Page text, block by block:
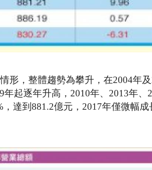
形，整體趨勢為攀升，在2004年
起逐年升高，2010年、2013年、
達到881.2億元，2017年僅微幅